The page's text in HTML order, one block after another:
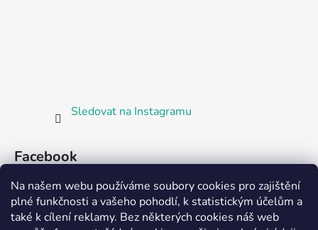
Na našem webu používáme soubory cookies pro zajištění
plné funkčnosti a vašeho pohodlí, k statistickým účelům a
také k cílení reklamy. Bez některých cookies náš web
Sledovat na Instagramu
Facebook